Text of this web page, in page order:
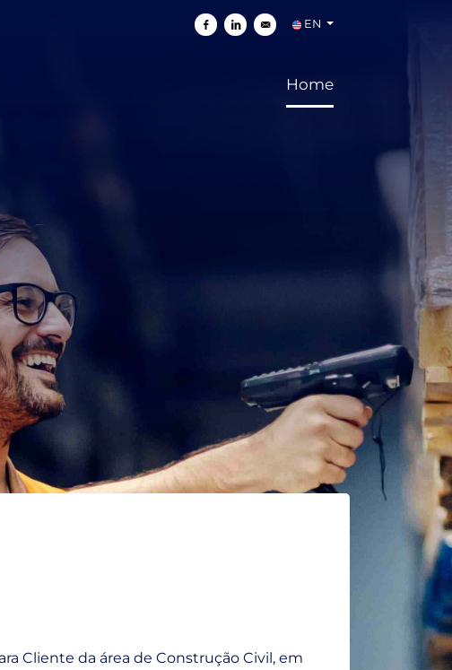
Share on Facebook
Share on Linkedin
Send by e-mail
EN
Home
Cliente da área de Construção Civil, em